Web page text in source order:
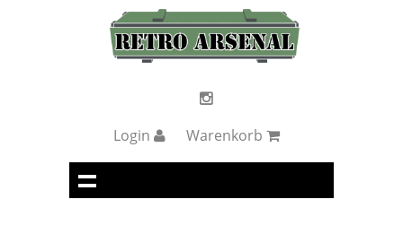
Login Warenkorb